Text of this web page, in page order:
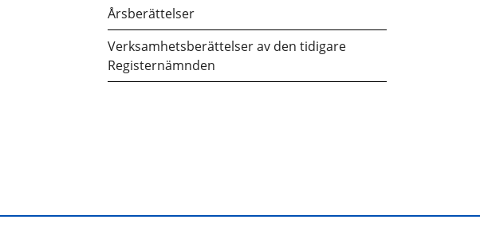
Årsberättelser
Verksamhetsberättelser av den tidigare
Registernämnden